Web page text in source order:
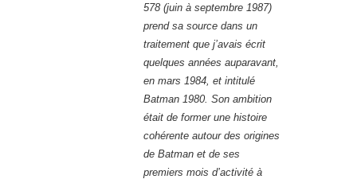
578 (juin à septembre 1987)
prend sa source dans un
traitement que j’avais écrit
quelques années auparavant,
en mars 1984, et intitulé
Batman 1980. Son ambition
était de former une histoire
cohérente autour des origines
de Batman et de ses
premiers mois d’activité à